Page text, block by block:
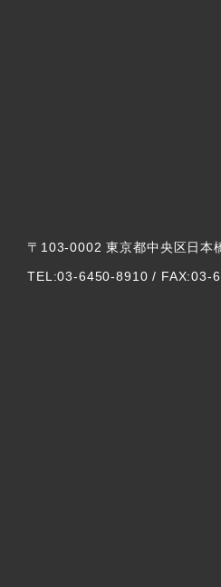
〒103-0002 東京都中央区日本
TEL:03-6450-8910 / FAX:03-